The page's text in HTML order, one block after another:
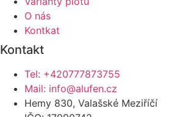
O nás
Kontkat
Kontakt
Tel: +420777873755
Mail: info@alufen.cz
Hemy 830, Valašské Meziříčí